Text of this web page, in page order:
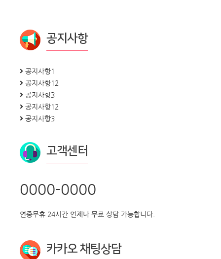
공지사항
공지사항1
공지사항12
공지사항3
공지사항12
공지사항3
고객센터
0000-0000
연중무휴 24시간 언제나 무료 상담 가능합니다.
카카오 채팅상담